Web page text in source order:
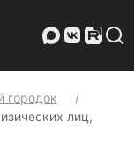
городок
лиц,